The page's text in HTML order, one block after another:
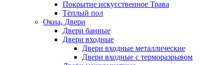
Покрытие искусственное Трава
Тёплый пол
Окна, Двери
Двери банные
Двери входные
Двери входные металлические
Двери входные с терморазрывом